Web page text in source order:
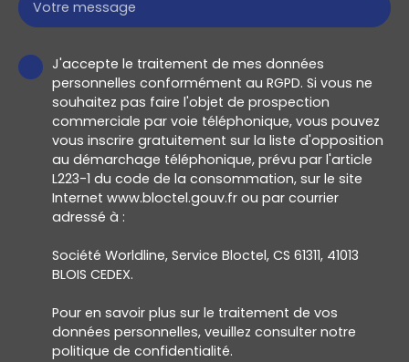
Votre message
J'accepte le traitement de mes données
personnelles conformément au RGPD. Si vous ne
souhaitez pas faire l'objet de prospection
commerciale par voie téléphonique, vous pouvez
vous inscrire gratuitement sur la liste d'opposition
au démarchage téléphonique, prévu par l'article
L223-1 du code de la consommation, sur le site
Internet www.bloctel.gouv.fr ou par courrier
adressé à :
Société Worldline, Service Bloctel, CS 61311, 41013
BLOIS CEDEX.
Pour en savoir plus sur le traitement de vos
données personnelles, veuillez consulter notre
politique de confidentialité.